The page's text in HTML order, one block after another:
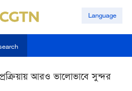
Language
আরও ভালোভাবে সুন্দর